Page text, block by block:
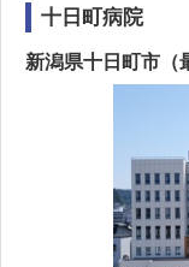
十日町病院
新潟県十日町市（